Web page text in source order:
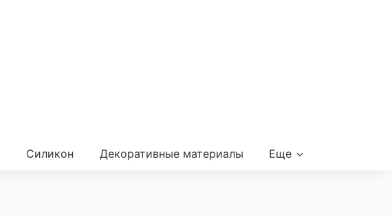
Силикон Декоративные материалы Еще